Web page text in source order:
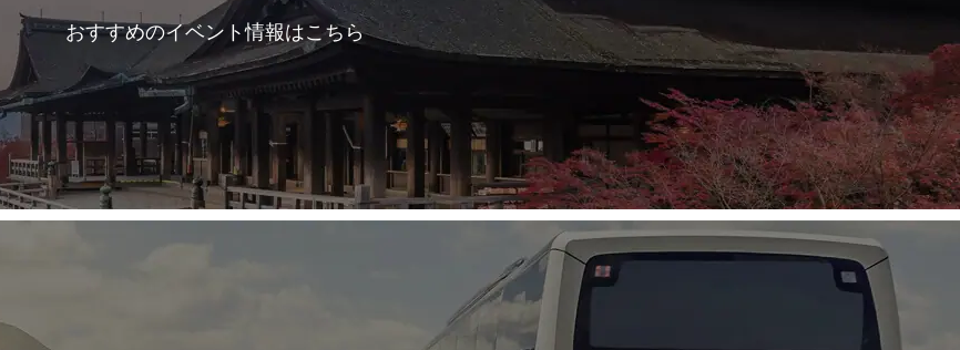
おすすめのイベント情報はこちら